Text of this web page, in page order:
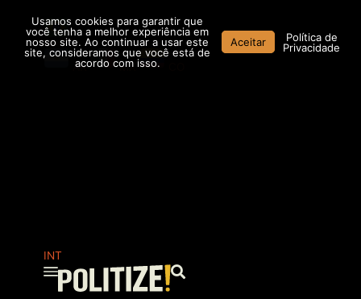
conteúdo
AR MX
INT
Usamos cookies para garantir que
você tenha a melhor experiência em
nosso site. Ao continuar a usar este
site, consideramos que você está de
acordo com isso.
Aceitar
Política de
Privacidade